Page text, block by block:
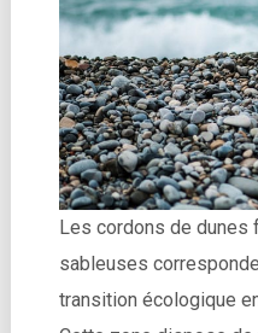
Les cordons de dunes
sableuses
transition écologique